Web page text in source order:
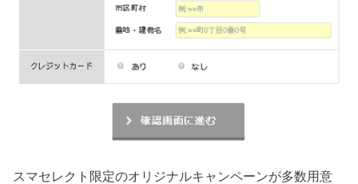
スマセレクト限定のオリジナルキャンペーンが多数用意